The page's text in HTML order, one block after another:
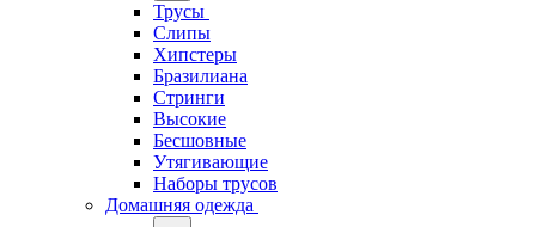
Трусы
Слипы
Хипстеры
Бразилиана
Стринги
Высокие
Бесшовные
Утягивающие
Наборы трусов
Домашняя одежда